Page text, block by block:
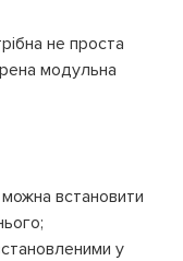
не проста
модульна
встановити
у